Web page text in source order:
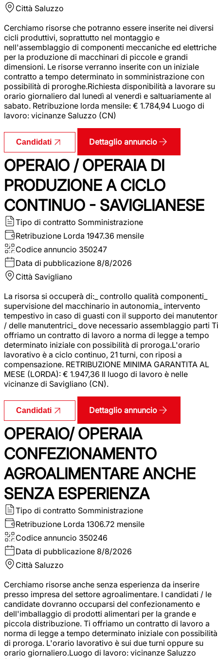
Città Saluzzo
Cerchiamo risorse che potranno essere inserite nei diversi
cicli produttivi, soprattutto nel montaggio e
nell'assemblaggio di componenti meccaniche ed elettriche
per la produzione di macchinari di piccole e grandi
dimensioni. Le risorse verranno inserite con un iniziale
contratto a tempo determinato in somministrazione con
possibilità di proroghe.Richiesta disponibilità a lavorare su
orario giornaliero dal lunedì al venerdì e saltuariamente al
sabato. Retribuzione lorda mensile: € 1.784,94 Luogo di
lavoro: vicinanze Saluzzo (CN)
Candidati Dettaglio annuncio
OPERAIO / OPERAIA DI
PRODUZIONE A CICLO
CONTINUO - SAVIGLIANESE
Tipo di contratto Somministrazione
Retribuzione Lorda 1947.36 mensile
Codice annuncio 350247
Data di pubblicazione 8/8/2026
Città Savigliano
La risorsa si occuperà di:_ controllo qualità componenti_
supervisione del macchinario in autonomia_ intervento
tempestivo in caso di guasti con il supporto dei
/ delle manutentrici_ dove necessario assemblaggio parti Ti
offriamo un contratto di lavoro a norma di legge a tempo
determinato iniziale con possibilità di proroga.L'orario
lavorativo è a ciclo continuo, 21 turni, con riposi a
compensazione. RETRIBUZIONE MINIMA GARANTITA AL
MESE (LORDA): € 1.947,36 Il luogo di lavoro è nelle
vicinanze di Savigliano (CN).
Candidati Dettaglio annuncio
OPERAIO/ OPERAIA
CONFEZIONAMENTO
AGROALIMENTARE ANCHE
SENZA ESPERIENZA
Tipo di contratto Somministrazione
Retribuzione Lorda 1306.72 mensile
Codice annuncio 350246
Data di pubblicazione 8/8/2026
Città Saluzzo
Cerchiamo risorse anche senza esperienza da inserire
presso impresa del settore agroalimentare. I candidati / le
candidate dovranno occuparsi del confezionamento e
dell'imballaggio di prodotti alimentari per la grande e
piccola distribuzione. Ti offriamo un contratto di lavoro a
norma di legge a tempo determinato iniziale con possibilità
di proroga. L'orario lavorativo è sui due turni oppure su
orario giornaliero.Luogo di lavoro: vicinanze Saluzzo